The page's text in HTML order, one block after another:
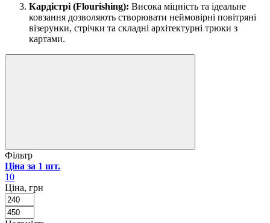
Кардістрі (Flourishing): Висока міцність та ідеальне
ковзання дозволяють створювати неймовірні повітряні
візерунки, стрічки та складні архітектурні трюки з
картами.
Фільтр
Ціна за 1 шт.
10
Ціна, грн